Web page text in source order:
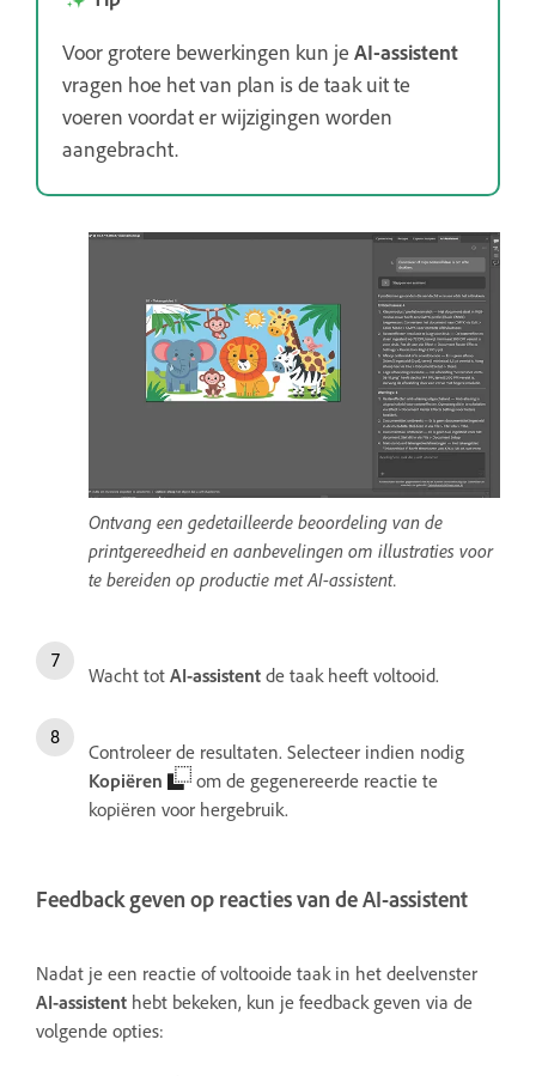
Voor grotere bewerkingen kun je AI-assistent
vragen hoe het van plan is de taak uit te
voeren voordat er wijzigingen worden
aangebracht.
Ontvang een gedetailleerde beoordeling van de
printgereedheid en aanbevelingen om illustraties voor
te bereiden op productie met AI-assistent.
Wacht tot AI-assistent de taak heeft voltooid.
Controleer de resultaten. Selecteer indien nodig
Kopiëren
om de gegenereerde reactie te
kopiëren voor hergebruik.
Feedback geven op reacties van de AI-assistent
Nadat je een reactie of voltooide taak in het deelvenster
AI-assistent hebt bekeken, kun je feedback geven via de
volgende opties: